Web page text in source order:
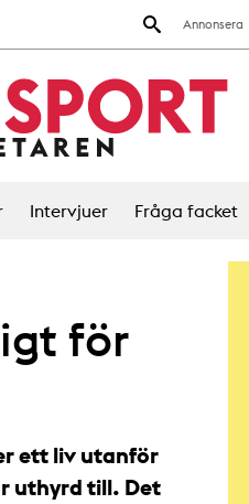
Annonsera
Intervjuer Fråga facket
för
ett liv utanför
uthyrd till. Det